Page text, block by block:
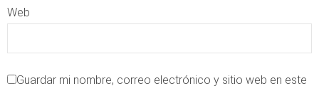
Web
Guardar mi nombre, correo electrónico y sitio web en este